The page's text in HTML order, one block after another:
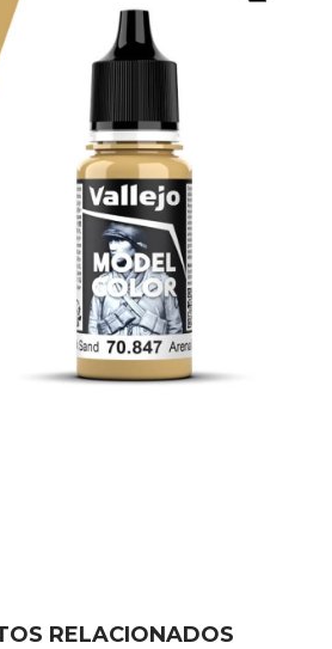
RELACIONADOS